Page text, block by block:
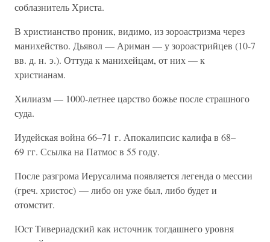
соблазнитель Христа.
В христианство проник, видимо, из зороастризма через
манихейство. Дьявол — Ариман — у зороастрийцев (10-7
вв. д. н. э.). Оттуда к манихейцам, от них — к
христианам.
Хилиазм — 1000-летнее царство божье после страшного
суда.
Иудейская война 66–71 г. Апокалипсис калифа в 68–
69 гг. Ссылка на Патмос в 55 году.
После разгрома Иерусалима появляется легенда о мессии
(греч. христос) — либо он уже был, либо будет и
отомстит.
Юст Тивериадский как источник тогдашнего уровня